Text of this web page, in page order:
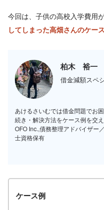
今回は、子供の高校入学費用
してしまった高畑さんのケー
柏木 裕一
借金減額スペ
あけるさいむでは借金問題でお
続き・解決方法をケース例を交
OFO Inc.,債務整理アドバイザー
士資格保有
ケース例